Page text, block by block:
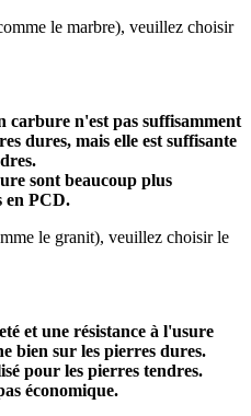
le marbre), veuillez choisir
carbure n'est pas suffisamment
dures, mais elle est suffisante
sont beaucoup plus
en PCD.
le granit), veuillez choisir le
et une résistance à l'usure
bien sur les pierres dures.
pour les pierres tendres.
économique.